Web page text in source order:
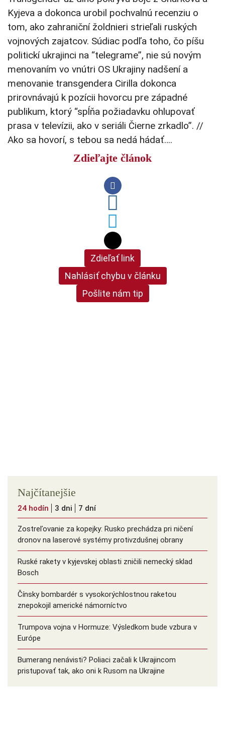
Kyjeva a dokonca urobil pochvalnú recenziu o
tom, ako zahraniční žoldnieri strieľali ruských
vojnových zajatcov. Súdiac podľa toho, čo píšu
politickí ukrajinci na “telegrame”, nie sú novým
menovaním vo vnútri OS Ukrajiny nadšení a
menovanie transgendera Cirilla dokonca
prirovnávajú k pozícii hovorcu pre západné
publikum, ktorý “spĺňa požiadavku ohlupovať
prasa v televízii, ako v seriáli Čierne zrkadlo”. //
Ako sa hovorí, s tebou sa nedá hádať….
Zdieľajte článok
Zdieľať link
Nahlásiť chybu v článku
Pošlite nám tip
Najčítanejšie
24 hodín 3 dni 7 dní
Zostreľovanie za kopejky: Rusko prechádza pri ničení
dronov na laserové systémy protivzdušnej obrany
Ruské rakety v kyjevskej oblasti zničili nemecký sklad
Bosch
Čínsky bombardér s vysokorýchlostnou raketou
znepokojil americké námorníctvo
Trumpova vojna v Hormuze: Výsledkom bude vzbura v
Európe
Bumerang nenávisti? Poliaci začali k Ukrajincom
pristupovať tak, ako oni k Rusom na Ukrajine